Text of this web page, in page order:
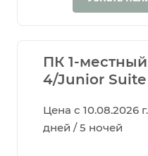
ПК 1-
4/Junior Suite
Цена с 10.08.2026
дней / 5 ночей